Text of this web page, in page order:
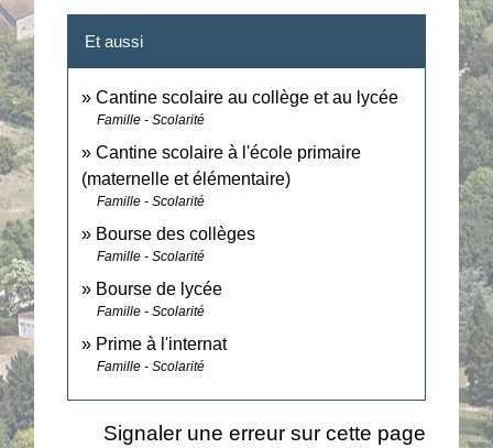
Et aussi
Cantine scolaire au collège et au lycée
Famille - Scolarité
Cantine scolaire à l'école primaire
(maternelle et élémentaire)
Famille - Scolarité
Bourse des collèges
Famille - Scolarité
Bourse de lycée
Famille - Scolarité
Prime à l'internat
Famille - Scolarité
Signaler une erreur sur cette page